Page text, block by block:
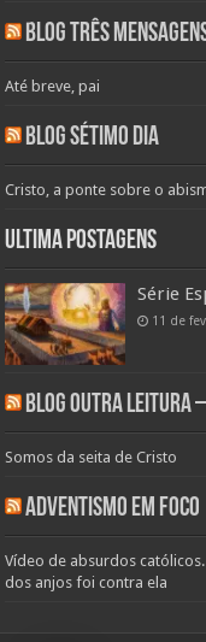
Blog Três
Até breve, pai
Blog Sétimo Dia
Cristo, a ponte sobre o
Ultima Postagens
Série
11 de
Blog Outra Leitura
Somos da seita de Cristo
Adventismo em Foco
Vídeo de absurdos
dos anjos foi contra ela